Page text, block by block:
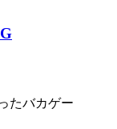
たバカゲー